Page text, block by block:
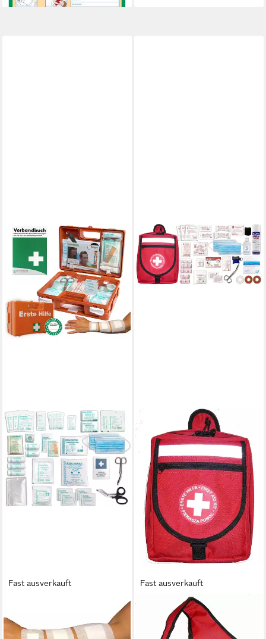
Fast ausverkauft
Erste-Hilfe-Koffer
Verbandskasten Erste-Hilfe
Fast ausverkauft
WM-TEAMSPORT
Erste-Hilfe-Set Rucksack
Erste-Hilfe mit Sport-Füllung